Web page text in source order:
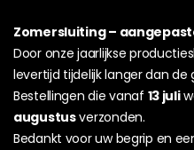
Zomersluiting –
Door onze jaarlijkse
levertijd tijdelijk langer dan de
Bestellingen die vanaf 13 juli
augustusverzonden.
Bedankt voor uw begrip en